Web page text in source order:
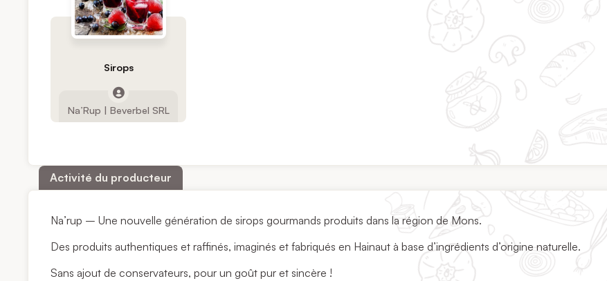
Sirops
Na’Rup | Beverbel SRL
Activité du producteur
Na’rup – Une nouvelle génération de sirops gourmands produits dans la région de Mons.
Des produits authentiques et raffinés, imaginés et fabriqués en Hainaut à base d’ingrédients d’origine naturelle.
Sans ajout de conservateurs, pour un goût pur et sincère !